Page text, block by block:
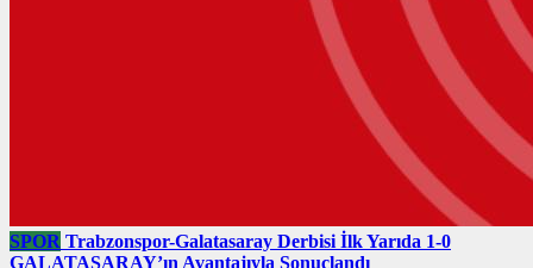
SPOR Trabzonspor-Galatasaray Derbisi İlk Yarıda 1-0
GALATASARAY’ın Avantajıyla Sonuçlandı